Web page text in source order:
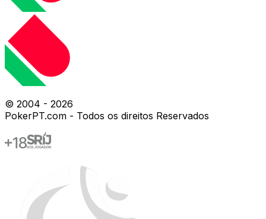
© 2004 - 2026
PokerPT.com - Todos os direitos Reservados